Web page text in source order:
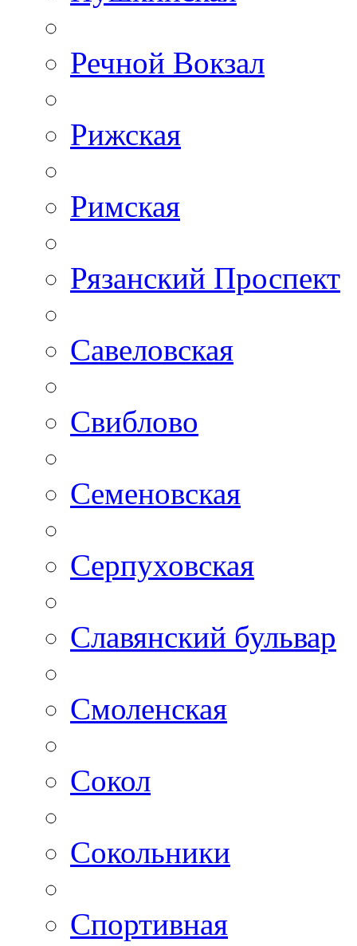
Речной Вокзал
Рижская
Римская
Рязанский Проспект
Савеловская
Свиблово
Семеновская
Серпуховская
Славянский бульвар
Смоленская
Сокол
Сокольники
Спортивная